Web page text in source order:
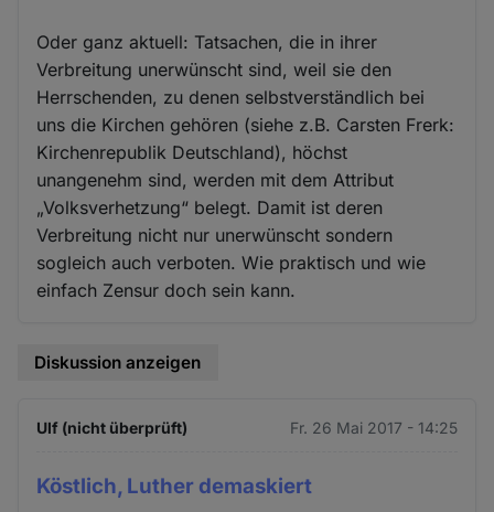
Oder ganz aktuell: Tatsachen, die in ihrer
Verbreitung unerwünscht sind, weil sie den
Herrschenden, zu denen selbstverständlich bei
uns die Kirchen gehören (siehe z.B. Carsten Frerk:
Kirchenrepublik Deutschland), höchst
unangenehm sind, werden mit dem Attribut
„Volksverhetzung“ belegt. Damit ist deren
Verbreitung nicht nur unerwünscht sondern
sogleich auch verboten. Wie praktisch und wie
einfach Zensur doch sein kann.
Diskussion anzeigen
Ulf (nicht überprüft) Fr. 26 Mai 2017 - 14:25
Köstlich, Luther demaskiert